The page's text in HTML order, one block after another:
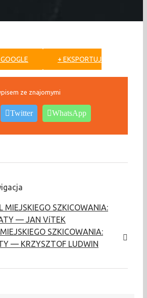
+ EKSPORTUJ
ze znajomymi
Twitter WhatsApp
MIEJSKIEGO SZKICOWANIA:
— JAN VíTEK
SZKICOWANIA:
— KRZYSZTOF LUDWIN